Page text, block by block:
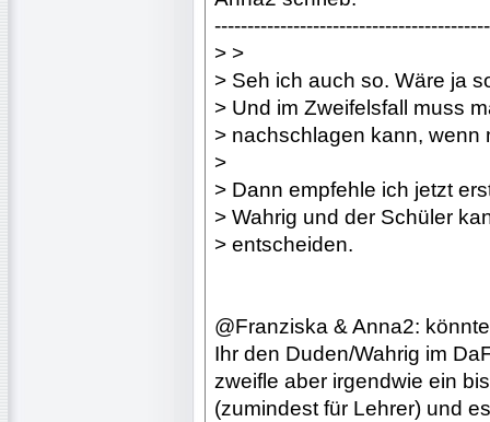
> >
> Seh ich auch so. Wäre ja
> Und im Zweifelsfall muss
> nachschlagen kann, wenn
>
> Dann empfehle ich jetzt
> Wahrig und der Schüler
> entscheiden.
@Franziska & Anna2:
Ihr den Duden/Wahrig im
zweifle aber irgendwie ein
(zumindest für Lehrer) und